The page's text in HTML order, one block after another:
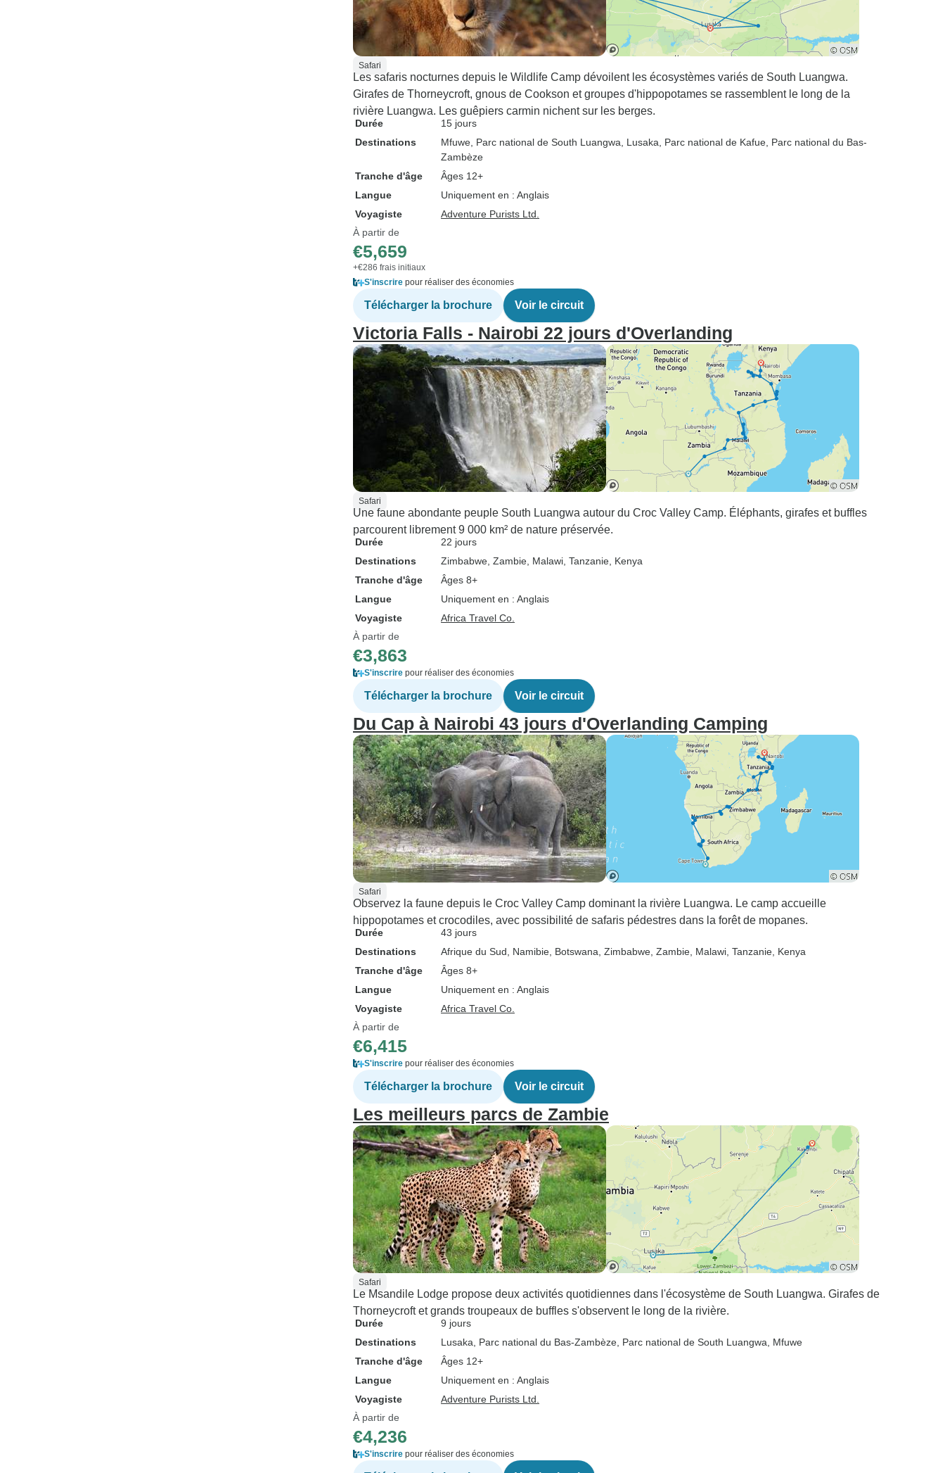
Safari
Les safaris nocturnes depuis le Wildlife Camp dévoilent les écosystèmes variés de South Luangwa.
Girafes de Thorneycroft, gnous de Cookson et groupes d'hippopotames se rassemblent le long de la
rivière Luangwa. Les guêpiers carmin nichent sur les berges.
Durée
15 jours
Destinations
Mfuwe , Parc national de South Luangwa , Lusaka , Parc national de Kafue , Parc national du Bas-
Zambèze
Tranche d'âge
Âges 12+
Langue
Uniquement en : Anglais
Voyagiste
Adventure Purists Ltd.
À partir de
€5,659
+€286 frais initiaux
S'inscrire pour réaliser des économies
Télécharger la brochure Voir le circuit
Victoria Falls - Nairobi 22 jours d'Overlanding
Safari
Une faune abondante peuple South Luangwa autour du Croc Valley Camp. Éléphants, girafes et buffles
parcourent librement 9 000 km² de nature préservée.
Durée
22 jours
Destinations
Zimbabwe , Zambie , Malawi , Tanzanie , Kenya
Tranche d'âge
Âges 8+
Langue
Uniquement en : Anglais
Voyagiste
Africa Travel Co.
À partir de
€3,863
S'inscrire pour réaliser des économies
Télécharger la brochure Voir le circuit
Du Cap à Nairobi 43 jours d'Overlanding Camping
Safari
Observez la faune depuis le Croc Valley Camp dominant la rivière Luangwa. Le camp accueille
hippopotames et crocodiles, avec possibilité de safaris pédestres dans la forêt de mopanes.
Durée
43 jours
Destinations
Afrique du Sud , Namibie , Botswana , Zimbabwe , Zambie , Malawi , Tanzanie , Kenya
Tranche d'âge
Âges 8+
Langue
Uniquement en : Anglais
Voyagiste
Africa Travel Co.
À partir de
€6,415
S'inscrire pour réaliser des économies
Télécharger la brochure Voir le circuit
Les meilleurs parcs de Zambie
Safari
Le Msandile Lodge propose deux activités quotidiennes dans l'écosystème de South Luangwa. Girafes de
Thorneycroft et grands troupeaux de buffles s'observent le long de la rivière.
Durée
9 jours
Destinations
Lusaka , Parc national du Bas-Zambèze , Parc national de South Luangwa , Mfuwe
Tranche d'âge
Âges 12+
Langue
Uniquement en : Anglais
Voyagiste
Adventure Purists Ltd.
À partir de
€4,236
S'inscrire pour réaliser des économies